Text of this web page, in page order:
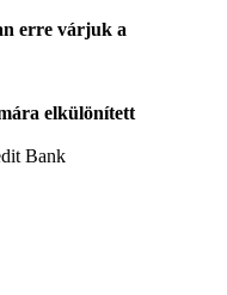
erre várjuk a
elkülönített
Bank